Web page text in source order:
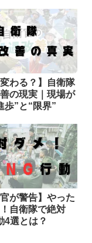
変わる？】自衛隊
の現実｜現場が
歩”と“限界”
官が警告】やった
自衛隊で絶対
4選とは？